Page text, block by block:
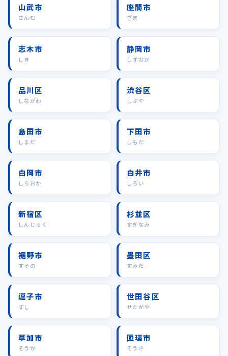
山武市
さんむ
座間市
ざま
志木市
しき
静岡市
しずおか
品川区
しながわ
渋谷区
しぶや
島田市
しまだ
下田市
しもだ
白岡市
しらおか
白井市
しろい
新宿区
しんじゅく
杉並区
すぎなみ
裾野市
すその
墨田区
すみだ
逗子市
ずし
世田谷区
せたがや
草加市
そうか
匝瑳市
そうさ